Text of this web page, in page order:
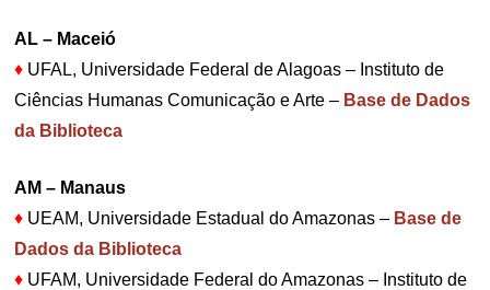
AL – Maceió
♦ UFAL, Universidade Federal de Alagoas – Instituto de
Ciências Humanas Comunicação e Arte – Base de Dados
da Biblioteca
AM – Manaus
♦ UEAM, Universidade Estadual do Amazonas – Base de
Dados da Biblioteca
♦ UFAM, Universidade Federal do Amazonas – Instituto de